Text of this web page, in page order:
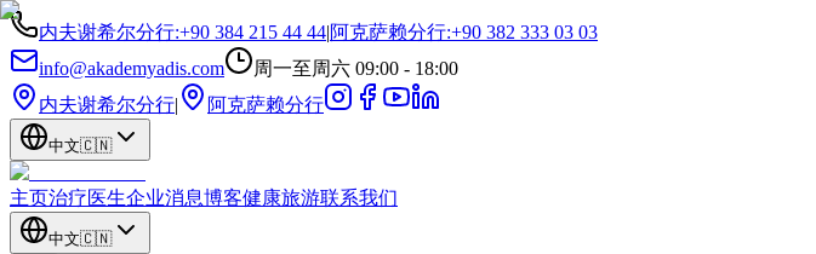
内夫谢希尔分行:+90 384 215 44 44|阿克萨赖分行:+90 382 333 03 03
info@akademyadis.com
周一至周六 09:00 - 18:00
内夫谢希尔分行| 阿克萨赖分行
中文🇨🇳
主页治疗医生企业消息博客健康旅游联系我们
中文🇨🇳